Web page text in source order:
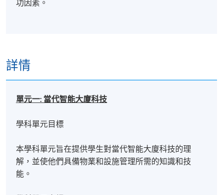
功因素。
詳情
單元一: 當代智能大廈科技
學科單元目標
本學科單元旨在提供學生對當代智能大廈科技的理
解，並使他們具備物業和設施管理所需的知識和技
能。